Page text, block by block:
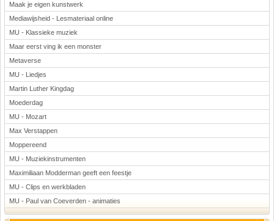
Maak je eigen kunstwerk
Mediawijsheid - Lesmateriaal online
MU - Klassieke muziek
Maar eerst ving ik een monster
Metaverse
MU - Liedjes
Martin Luther Kingdag
Moederdag
MU - Mozart
Max Verstappen
Moppereend
MU - Muziekinstrumenten
Maximiliaan Modderman geeft een feestje
MU - Clips en werkbladen
MU - Paul van Coeverden - animaties